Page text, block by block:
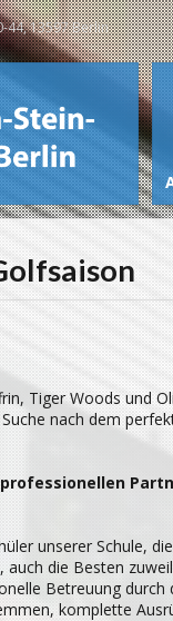
44, 13597 Berlin
Tiger Woods und
nach dem
unserer Schule,
die Besten
Betreuung
komplette